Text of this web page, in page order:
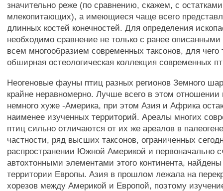
значительно реже (по сравнению, скажем, с остатками
млекопитающих), а имеющиеся чаще всего
длинных костей конечностей. Для определения
необходимо сравнение не только с ранее
всем многообразием современных таксонов, для чего
обширная остеологическая коллекция современных
Неогеновые фауны птиц разных регионов Земного
крайне неравномерно. Лучше всего в этом отношении
немного хуже -Америка, при этом Азия и Африка
наименее изученных территорий. Ареалы многих
птиц сильно отличаются от их же ареалов в
частности, ряд высших таксонов, ограниченных
распространении Южной Америкой и первоначально
автохтонными элементами этого континента,
территории Европы. Азия в прошлом лежала на
хорезов между Америкой и Европой, поэтому